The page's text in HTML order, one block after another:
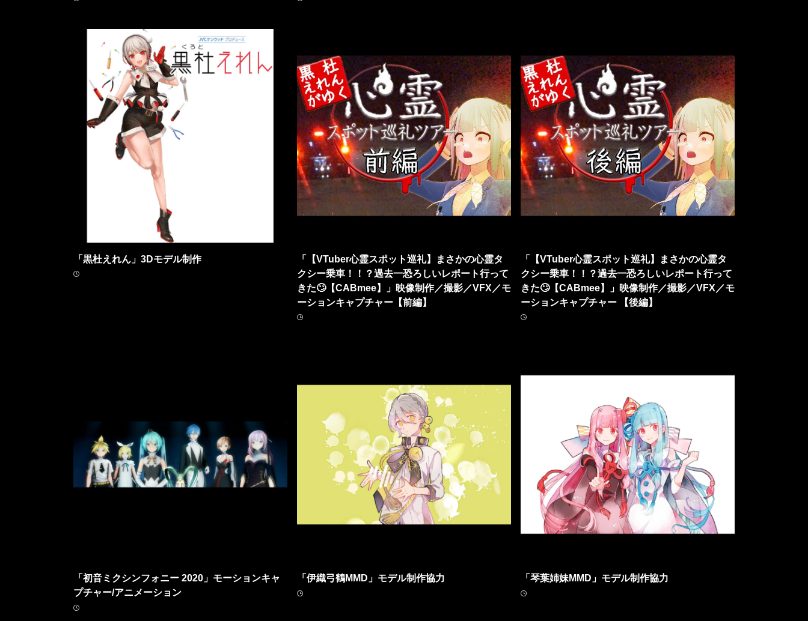
「黒杜えれん」3Dモデル制作
「【VTuber心霊スポット巡礼】まさかの心霊タ
クシー乗車！！？過去一恐ろしいレポート行って
きた🙄【CABmee】」映像制作／撮影／VFX／モ
ーションキャプチャー【前編】
「【VTuber心霊スポット巡礼】まさかの心霊タ
クシー乗車！！？過去一恐ろしいレポート行って
きた🙄【CABmee】」映像制作／撮影／VFX／モ
ーションキャプチャー 【後編】
「初音ミクシンフォニー 2020」モーションキャ
プチャー/アニメーション
「伊織弓鶴MMD」モデル制作協力 「琴葉姉妹MMD」モデル制作協力